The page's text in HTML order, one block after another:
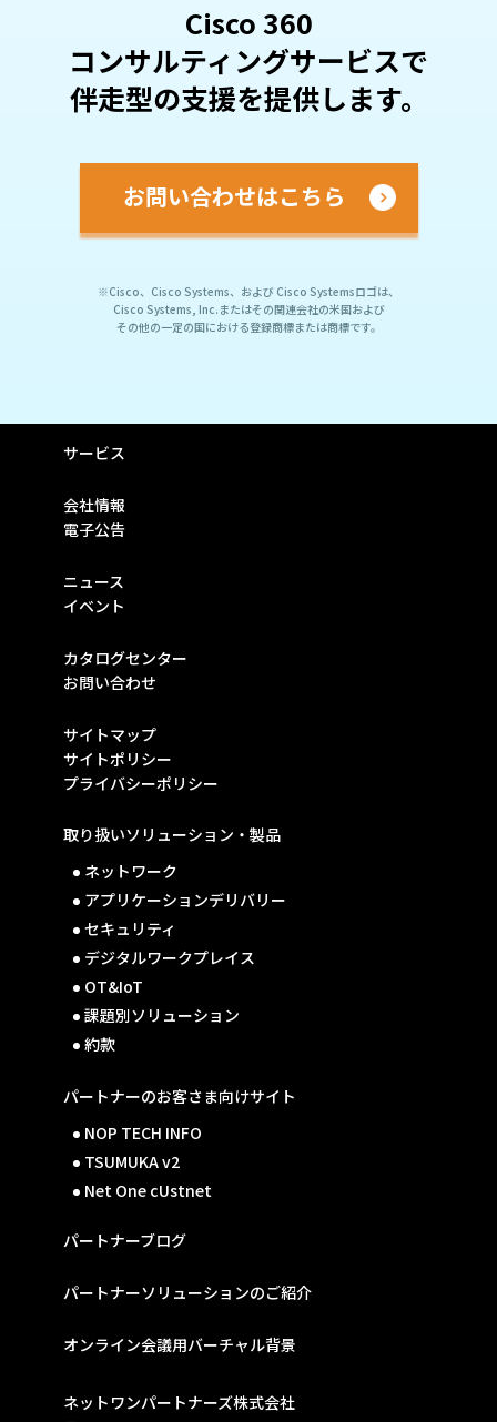
Cisco 360
コンサルティングサービスで
伴走型の支援を提供します。
お問い合わせはこちら
※Cisco、Cisco Systems、および Cisco Systemsロゴは、
Cisco Systems, Inc.またはその関連会社の米国および
その他の一定の国における登録商標または商標です。
サービス
会社情報
電子公告
ニュース
イベント
カタログセンター
お問い合わせ
サイトマップ
サイトポリシー
プライバシーポリシー
取り扱いソリューション・製品
ネットワーク
アプリケーションデリバリー
セキュリティ
デジタルワークプレイス
OT&IoT
課題別ソリューション
約款
パートナーのお客さま向けサイト
NOP TECH INFO
TSUMUKA v2
Net One cUstnet
パートナーブログ
パートナーソリューションのご紹介
オンライン会議用バーチャル背景
ネットワンパートナーズ株式会社